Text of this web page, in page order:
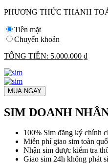
PHƯƠNG THỨC THANH
Tiền mặt
Chuyển khoản
TỔNG TIỀN: 5.000.000 ₫
MUA NGAY
SIM DOANH
100% Sim đăng ký chính
Miễn phí giao sim toàn
Nhận sim được kiểm tra
Giao sim 24h không phát